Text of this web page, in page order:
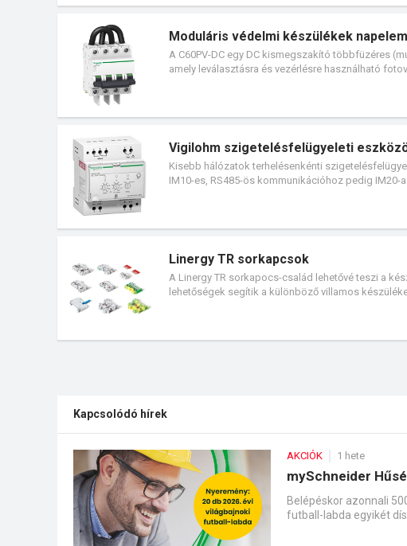
Moduláris védelmi készülékek
A C60PV-DC egy DC kismegszakító többfüzéres
amely leválasztásra és vezérlésre használható
Vigilohm szigetelésfelügyeleti
Kisebb hálózatok terhelésenkénti
IM10-es, RS485-ös kommunikációhoz pedig
Linergy TR sorkapcsok
A Linergy TR sorkapocs-család lehetővé teszi a
lehetőségek segítik a különböző villamos
garantálják a stabil és rezgésálló kapcsolatot,
Kapcsolódó hírek
AKCIÓK 1 hete
mySchneider
Belépéskor azonnali
futball-labda egyikét